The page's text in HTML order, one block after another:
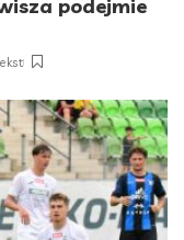
podejmie